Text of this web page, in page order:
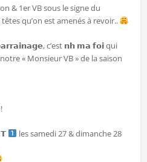
& 1er VB sous le signe du
qu’on est amenés à revoir..
c’est 𝗻𝗵 𝗺𝗮 𝗳𝗼𝗶 qui
« Monsieur VB » de la saison
les samedi 27 & dimanche 28